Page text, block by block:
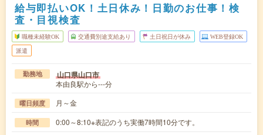
給与即払いOK！土日休み！日勤のお仕事！検
査・目視検査
職種未経験OK 交通費別途支給あり 土日祝日が休み WEB登録OK
派遣
勤務地 山口県山口市
本由良駅から---分
曜日頻度 月～金
時間 0:00～8:10※表記のうち実働7時間10分です。